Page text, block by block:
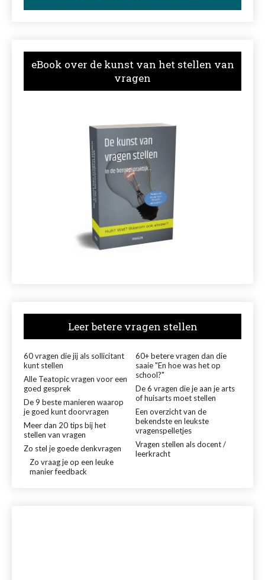
eBook over de kunst van het stellen van
vragen
Leer betere vragen stellen
60 vragen die jij als sollicitant
kunt stellen
60+ betere vragen dan die
saaie "En hoe was het op
school?"
Alle Teatopic vragen voor een
goed gesprek
De 6 vragen die je aan je arts
of huisarts moet stellen
De 9 beste manieren waarop
je goed kunt doorvragen
Een overzicht van de
bekendste en leukste
vragenspelletjes
Meer dan 20 tips bij het
stellen van vragen
Vragen stellen als docent /
leerkracht
Zo stel je goede denkvragen
Zo vraag je op een leuke
manier feedback